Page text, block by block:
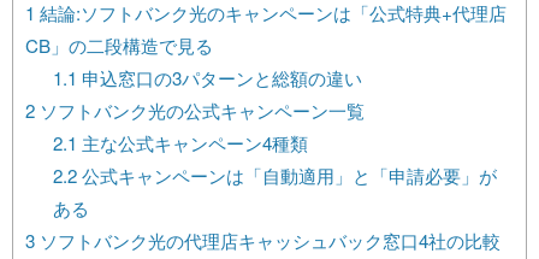
1 結論:ソフトバンク光のキャンペーンは「公式特典+代理店
CB」の二段構造で見る
1.1 申込窓口の3パターンと総額の違い
2 ソフトバンク光の公式キャンペーン一覧
2.1 主な公式キャンペーン4種類
2.2公式キャンペーンは「自動適用」と「申請必要」が
ある
3 ソフトバンク光の代理店キャッシュバック窓口4社の比較